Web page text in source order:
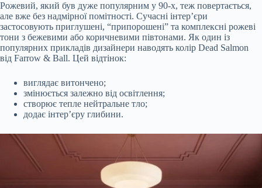
Рожевий, який був дуже популярним у 90-х, теж повертається,
але вже без надмірної помітності. Сучасні інтер’єри
застосовують приглушені, “припорошені” та комплексні рожеві
тони з бежевими або коричневими півтонами. Як один із
популярних прикладів дизайнери наводять колір Dead Salmon
від Farrow & Ball. Цей відтінок:
виглядає витончено;
змінюється залежно від освітлення;
створює тепле нейтральне тло;
додає інтер’єру глибини.